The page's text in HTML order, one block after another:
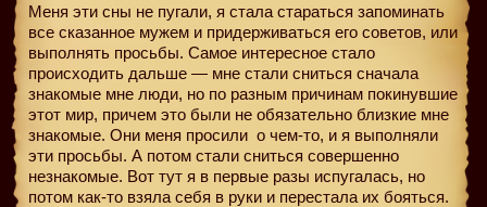
Меня эти сны не пугали, я стала стараться запоминать
все сказанное мужем и придерживаться его советов, или
выполнять просьбы. Самое интересное стало
происходить дальше — мне стали сниться сначала
знакомые мне люди, но по разным причинам покинувшие
этот мир, причем это были не обязательно близкие мне
знакомые. Они меня просили о чем-то, и я выполняли
эти просьбы. А потом стали сниться совершенно
незнакомые. Вот тут я в первые разы испугалась, но
потом как-то взяла себя в руки и перестала их бояться.